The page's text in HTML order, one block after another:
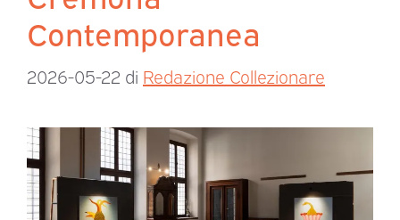
Contemporanea
2026-05-22 di Redazione Collezionare